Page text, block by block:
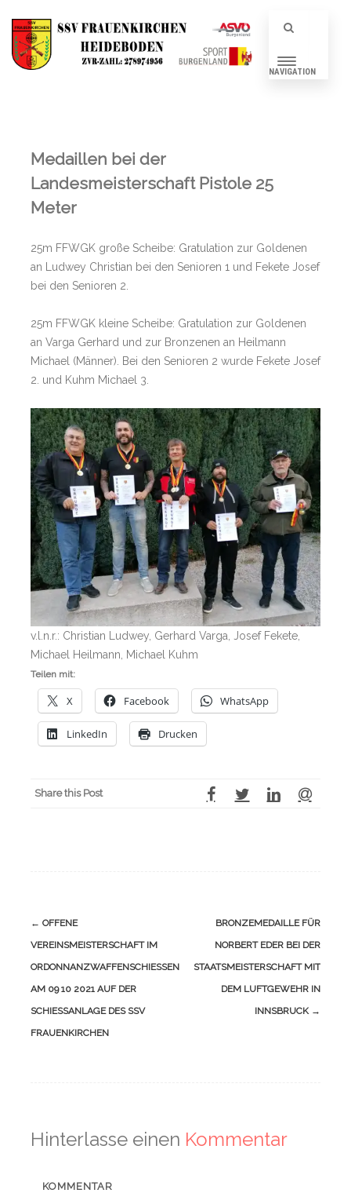
NAVIGATION
Medaillen bei der
Landesmeisterschaft Pistole 25
Meter
25m FFWGK große Scheibe: Gratulation zur Goldenen
an Ludwey Christian bei den Senioren 1 und Fekete Josef
bei den Senioren 2.
25m FFWGK kleine Scheibe: Gratulation zur Goldenen
an Varga Gerhard und zur Bronzenen an Heilmann
Michael (Männer). Bei den Senioren 2 wurde Fekete Josef
2. und Kuhm Michael 3.
v.l.n.r.: Christian Ludwey, Gerhard Varga, Josef Fekete,
Michael Heilmann, Michael Kuhm
Teilen mit:
X Facebook WhatsApp
LinkedIn Drucken
Share this Post
Navigation
(Beiträge)
← OFFENE
VEREINSMEISTERSCHAFT IM
ORDONNANZWAFFENSCHIESSEN A
M 09 10 2021 AUF DER S
CHIESSANLAGE DES SSV FR
AUENKIRCHEN
BRONZEMEDAILLE FÜR
NORBERT EDER BEI DER
STAATSMEISTERSCHAFT MIT
DEM LUFTGEWEHR IN
INNSBRUCK →
Hinterlasse einen Kommentar
KOMMENTAR